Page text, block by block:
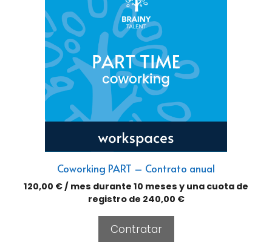
Coworking PART – Contrato anual
120,00 €/ mes durante 10 meses y una cuota de
registro de 240,00 €
Contratar